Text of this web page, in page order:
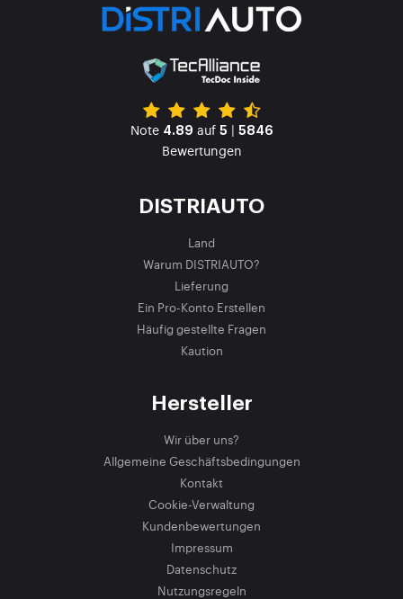
Note 4.89 auf 5 | 5846
Bewertungen
DISTRIAUTO
Land
Warum DISTRIAUTO?
Lieferung
Ein Pro-Konto Erstellen
Häufig gestellte Fragen
Kaution
Hersteller
Wir über uns?
Allgemeine Geschäftsbedingungen
Kontakt
Cookie-Verwaltung
Kundenbewertungen
Impressum
Datenschutz
Nutzungsregeln